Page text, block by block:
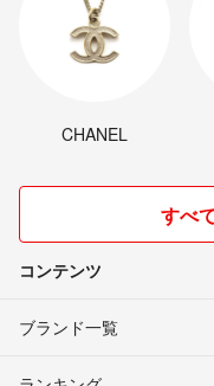
CHANEL
すべ
コンテンツ
ブランド一覧